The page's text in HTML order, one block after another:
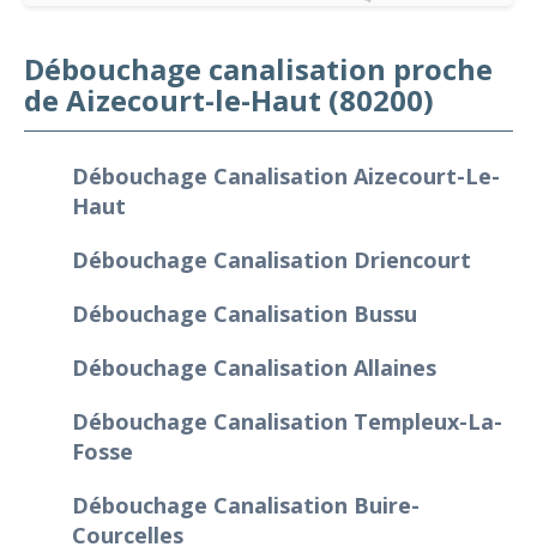
Débouchage canalisation proche
de Aizecourt-le-Haut (80200)
Débouchage Canalisation Aizecourt-Le-
Haut
Débouchage Canalisation Driencourt
Débouchage Canalisation Bussu
Débouchage Canalisation Allaines
Débouchage Canalisation Templeux-La-
Fosse
Débouchage Canalisation Buire-
Courcelles